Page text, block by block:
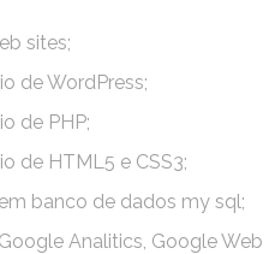
sites;
de WordPress;
de PHP;
de HTML5 e CSS3;
banco de dados my sql;
Analitics, Google Web